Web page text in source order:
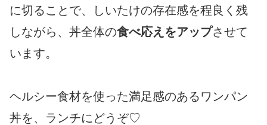
に切ることで、しいたけの存在感を程良く残
しながら、丼全体の食べ応えをアップさせて
います。
ヘルシー食材を使った満足感のあるワンパン
丼を、ランチにどうぞ♡